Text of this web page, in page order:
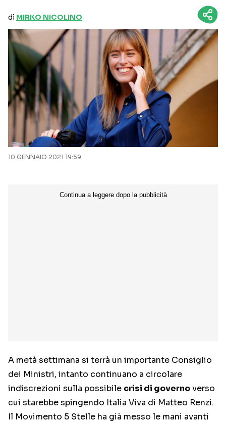
di MIRKO NICOLINO
10 GENNAIO 2021 19:59
A metà settimana si terrà un importante Consiglio
dei Ministri, intanto continuano a circolare
indiscrezioni sulla possibile crisi di governoverso
cui starebbe spingendo Italia Viva di Matteo Renzi.
Il Movimento 5 Stelle ha già messo le mani avanti